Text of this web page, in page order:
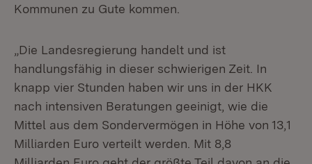
Kommunen zu Gute kommen.
„Die Landesregierung handelt und ist
handlungsfähig in dieser schwierigen Zeit. In
knapp vier Stunden haben wir uns in der HKK
nach intensiven Beratungen geeinigt, wie die
Mittel aus dem Sondervermögen in Höhe von 13,1
Milliarden Euro verteilt werden. Mit 8,8